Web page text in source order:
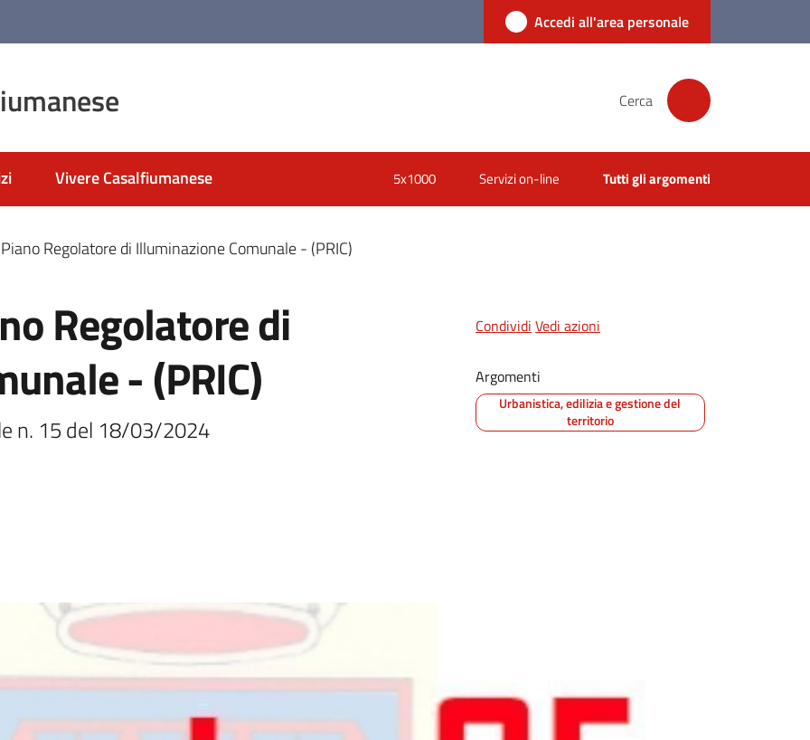
Accedi all'area personale
Cerca
Vivere Casalfiumanese 5x1000 Servizi on-line Tutti gli argomenti
Regolatore di Illuminazione Comunale - (PRIC)
Regolatore di
- (PRIC)
n. 15 del 18/03/2024
Condividi Vedi azioni
Argomenti
Urbanistica, edilizia e gestione del
territorio